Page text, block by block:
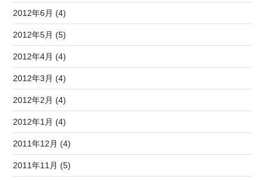
2012年6月 (4)
2012年5月 (5)
2012年4月 (4)
2012年3月 (4)
2012年2月 (4)
2012年1月 (4)
2011年12月 (4)
2011年11月 (5)